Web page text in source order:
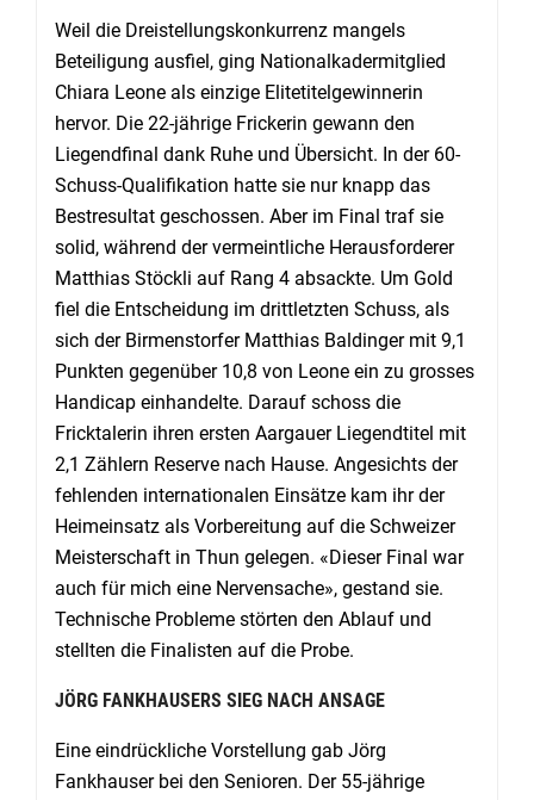
Weil die Dreistellungskonkurrenz mangels
Beteiligung ausfiel, ging Nationalkadermitglied
Chiara Leone als einzige Elitetitelgewinnerin
hervor. Die 22-jährige Frickerin gewann den
Liegendfinal dank Ruhe und Übersicht. In der 60-
Schuss-Qualifikation hatte sie nur knapp das
Bestresultat geschossen. Aber im Final traf sie
solid, während der vermeintliche Herausforderer
Matthias Stöckli auf Rang 4 absackte. Um Gold
fiel die Entscheidung im drittletzten Schuss, als
sich der Birmenstorfer Matthias Baldinger mit 9,1
Punkten gegenüber 10,8 von Leone ein zu grosses
Handicap einhandelte. Darauf schoss die
Fricktalerin ihren ersten Aargauer Liegendtitel mit
2,1 Zählern Reserve nach Hause. Angesichts der
fehlenden internationalen Einsätze kam ihr der
Heimeinsatz als Vorbereitung auf die Schweizer
Meisterschaft in Thun gelegen. «Dieser Final war
auch für mich eine Nervensache», gestand sie.
Technische Probleme störten den Ablauf und
stellten die Finalisten auf die Probe.
JÖRG FANKHAUSERS SIEG NACH ANSAGE
Eine eindrückliche Vorstellung gab Jörg
Fankhauser bei den Senioren. Der 55-jährige